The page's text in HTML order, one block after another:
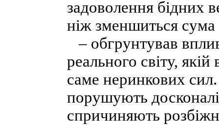
задоволення бідних
ніж зменшиться сума
– обгрунтував
реального світу,
саме неринкових
порушують
спричиняють